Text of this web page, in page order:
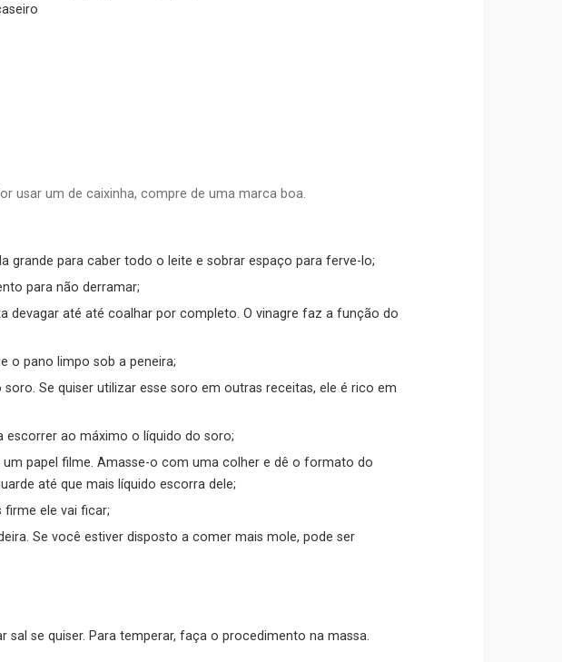
usar um de caixinha, compre de uma marca boa.
grande para caber todo o leite e sobrar espaço para ferve-lo;
para não derramar;
devagar até até coalhar por completo. O vinagre faz a função do
o pano limpo sob a peneira;
Se quiser utilizar esse soro em outras receitas, ele é rico em
ao máximo o líquido do soro;
papel filme. Amasse-o com uma colher e dê o formato do
até que mais líquido escorra dele;
ele vai ficar;
Se você estiver disposto a comer mais mole, pode ser
se quiser. Para temperar, faça o procedimento na massa.